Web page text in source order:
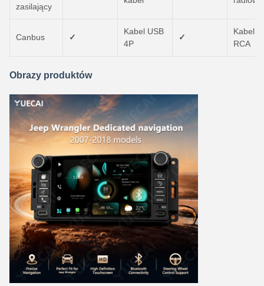
zasilający
Canbus ✓
Kabel USB
4P
✓
Kabel
RCA
Obrazy produktów